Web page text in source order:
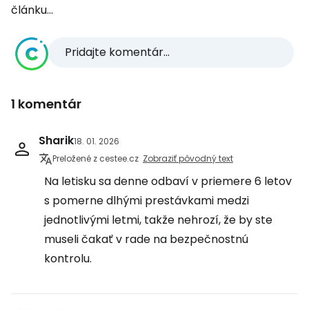
článku...
Pridajte komentár...
1 komentár
Sharik18. 01. 2026
Preložené z cestee.cz Zobraziť pôvodný text
Na letisku sa denne odbaví v priemere 6 letov
s pomerne dlhými prestávkami medzi
jednotlivými letmi, takže nehrozí, že by ste
museli čakať v rade na bezpečnostnú
kontrolu.